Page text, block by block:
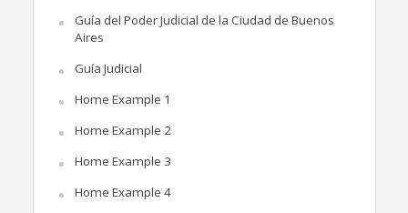
Guía del Poder Judicial de la Ciudad de Buenos
Aires
Guía Judicial
Home Example 1
Home Example 2
Home Example 3
Home Example 4